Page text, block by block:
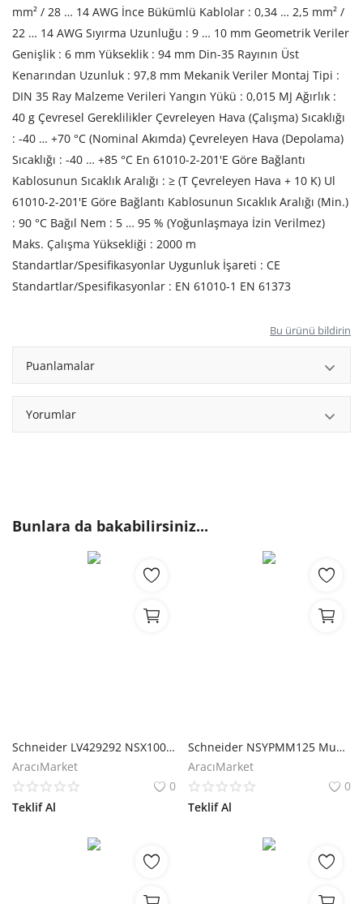
mm² / 28 … 14 AWG İnce Bükümlü Kablolar : 0,34 … 2,5 mm² /
22 … 14 AWG Sıyırma Uzunluğu : 9 … 10 mm Geometrik Veriler
Genişlik : 6 mm Yükseklik : 94 mm Din-35 Rayının Üst
Kenarından Uzunluk : 97,8 mm Mekanik Veriler Montaj Tipi :
DIN 35 Ray Malzeme Verileri Yangın Yükü : 0,015 MJ Ağırlık :
40 g Çevresel Gereklilikler Çevreleyen Hava (Çalışma) Sıcaklığı
: -40 … +70 °C (Nominal Akımda) Çevreleyen Hava (Depolama)
Sıcaklığı : -40 … +85 °C En 61010-2-201'E Göre Bağlantı
Kablosunun Sıcaklık Aralığı : ≥ (T Çevreleyen Hava + 10 K) Ul
61010-2-201'E Göre Bağlantı Kablosunun Sıcaklık Aralığı (Min.)
: 90 °C Bağıl Nem : 5 … 95 % (Yoğunlaşmaya İzin Verilmez)
Maks. Çalışma Yüksekliği : 2000 m
Standartlar/Spesifikasyonlar Uygunluk İşareti : CE
Standartlar/Spesifikasyonlar : EN 61010-1 EN 61373
Bu ürünü bildirin
Puanlamalar
Yorumlar
Bunlara da bakabilirsiniz...
Schneider LV429292 NSX100-250 için Soket Kaidesi Kiti
AracıMarket
0
Teklif Al
Schneider NSYPMM125 Muhafaza için Metalik Montaj Plakası
AracıMarket
0
Teklif Al